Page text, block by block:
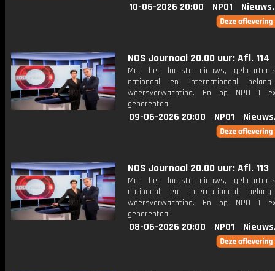
10-06-2026 20:00 NPO1
NOS Journaal 20.00 uur: Afl. 114
Met het laatste nieuws,
nationaal en internationaal
weersverwachting. En op NPO 1
gebarentaal.
09-06-2026 20:00 NPO1
NOS Journaal 20.00 uur: Afl. 113
Met het laatste nieuws,
nationaal en internationaal
weersverwachting. En op NPO 1
gebarentaal.
08-06-2026 20:00 NPO1